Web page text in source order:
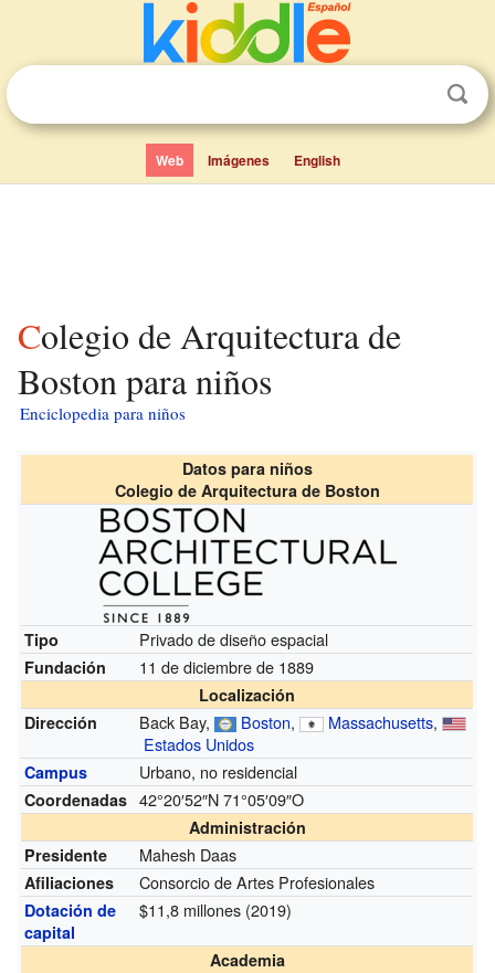
Web Imágenes English
Colegio de Arquitectura de
Boston para niños
Enciclopedia para niños
Datos para niños
Colegio de Arquitectura de Boston
Tipo Privado de diseño espacial
Fundación 11 de diciembre de 1889
Localización
Dirección
Back Bay, Boston, Massachusetts,
Estados Unidos
Campus Urbano, no residencial
Coordenadas 42°20′52″N71°05′09″O
Administración
Presidente
Mahesh Daas
Afiliaciones Consorcio de Artes Profesionales
Dotación de
capital
$11,8 millones (2019)
Academia